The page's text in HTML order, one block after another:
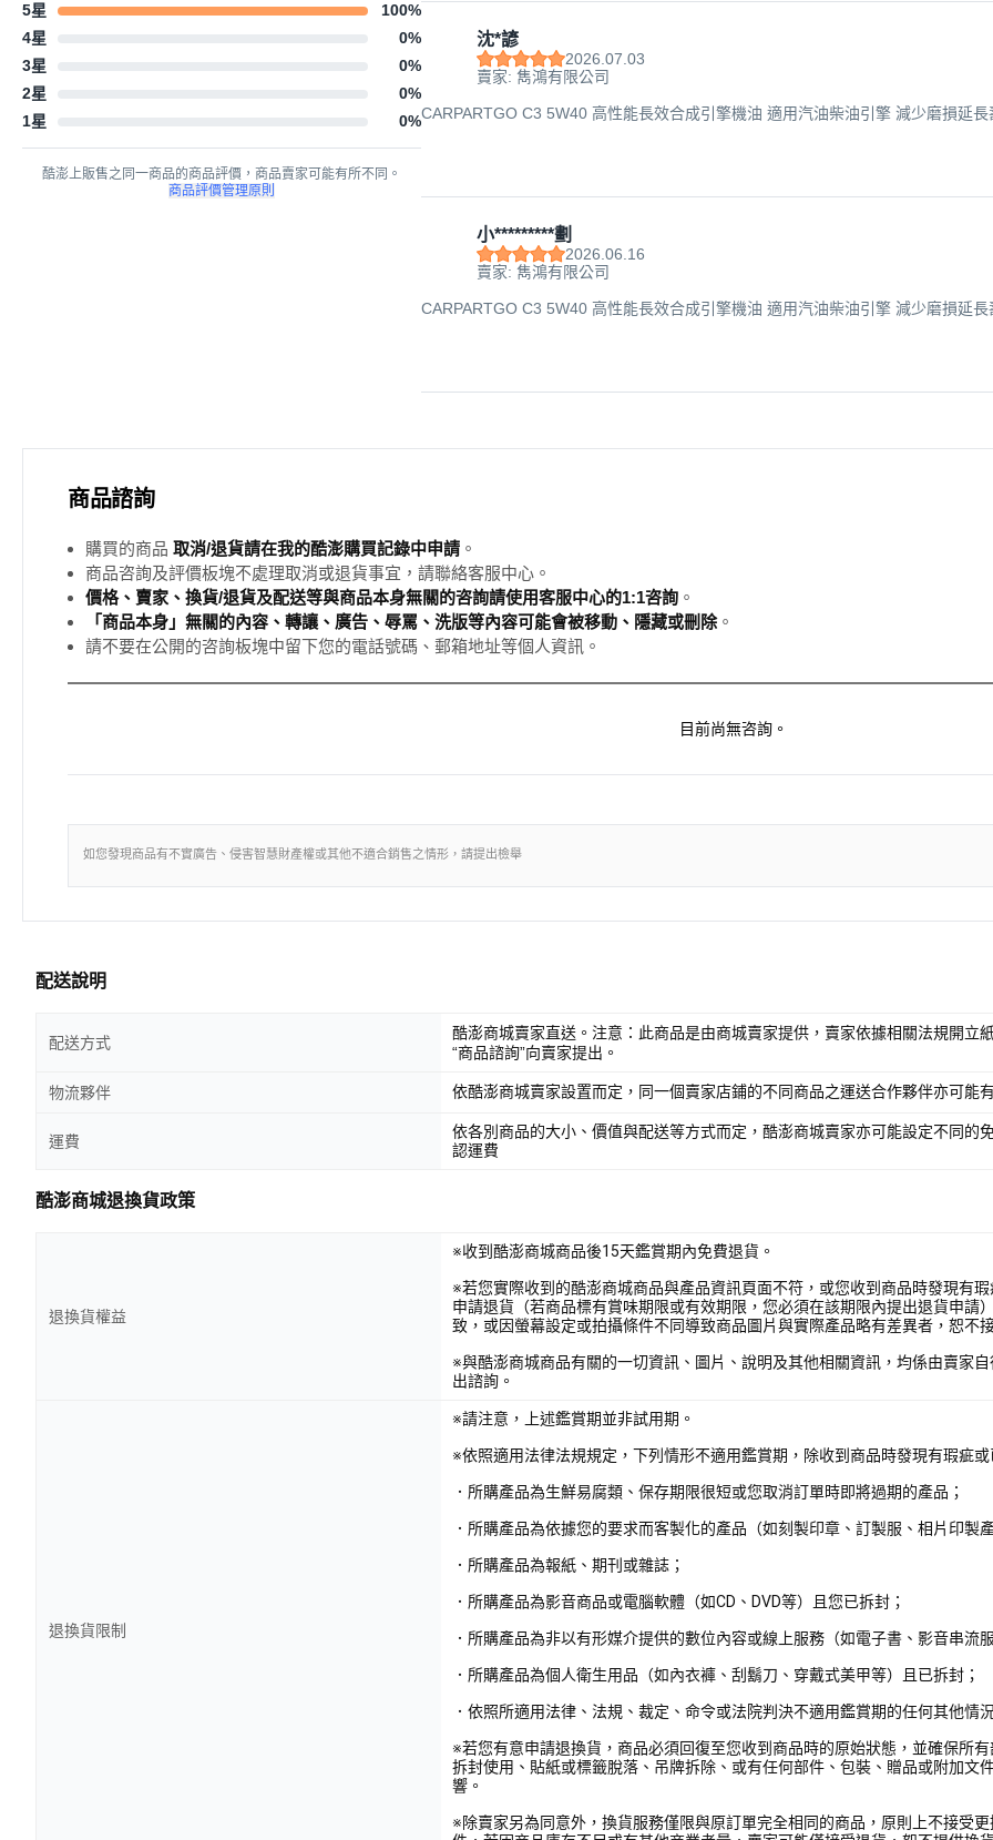
5星 100%
4星
0%
3星
0%
2星
0%
1星
0%
酷澎上販售之同一商品的商品評價，商品賣家可能有所不同。
商品評價管理原則
沈*諺
2026.07.03
賣家: 雋鴻有限公司
CARPARTGO C3 5W40 高性能長效合成引擎機油 適用汽油柴油引擎 減少磨損延長
小*********劃
2026.06.16
賣家: 雋鴻有限公司
CARPARTGO C3 5W40 高性能長效合成引擎機油 適用汽油柴油引擎 減少磨損延長
商品諮詢
購買的商品 取消/退貨請在我的酷澎購買記錄中申請 。
商品咨詢及評價板塊不處理取消或退貨事宜，請聯絡客服中心。
價格、賣家、換貨/退貨及配送等與商品本身無關的咨詢請使用客服中心的1:1咨詢 。
「商品本身」無關的內容、轉讓、廣告、辱罵、洗版等內容可能會被移動、隱藏或刪除。
請不要在公開的咨詢板塊中留下您的電話號碼、郵箱地址等個人資訊。
目前尚無咨詢。
如您發現商品有不實廣告、侵害智慧財產權或其他不適合銷售之情形，請提出檢舉
配送說明
配送方式
酷澎商城賣家直送。注意：此商品是由商城賣家提供，賣家依據相關法規開
“商品諮詢”向賣家提出。
物流夥伴 依酷澎商城賣家設置而定，同一個賣家店鋪的不同商品之運送合作夥伴亦可能
運費
依各別商品的大小、價值與配送等方式而定，酷澎商城賣家亦可能設定不同的
認運費
酷澎商城退換貨政策
退換貨權益
※收到酷澎商城商品後15天鑑賞期內免費退貨。
※若您實際收到的酷澎商城商品與產品資訊頁面不符，或您收到商品時發現有
申請退貨（若商品標有賞味期限或有效期限，您必須在該期限內提出退貨申
致，或因螢幕設定或拍攝條件不同導致商品圖片與實際產品略有差異者，恕不
※與酷澎商城商品有關的一切資訊、圖片、說明及其他相關資訊，均係由賣家
出諮詢。
退換貨限制
※請注意，上述鑑賞期並非試用期。
※依照適用法律法規規定，下列情形不適用鑑賞期，除收到商品時發現有瑕疵或
．所購產品為生鮮易腐類、保存期限很短或您取消訂單時即將過期的產品；
．所購產品為依據您的要求而客製化的產品（如刻製印章、訂製服、相片印製
．所購產品為報紙、期刊或雜誌；
．所購產品為影音商品或電腦軟體（如CD、DVD等）且您已拆封；
．所購產品為非以有形媒介提供的數位內容或線上服務（如電子書、影音串流
．所購產品為個人衛生用品（如內衣褲、刮鬍刀、穿戴式美甲等）且已拆封；
．依照所適用法律、法規、裁定、命令或法院判決不適用鑑賞期的任何其他情況
※若您有意申請退換貨，商品必須回復至您收到商品時的原始狀態，並確保所
拆封使用、貼紙或標籤脫落、吊牌拆除、或有任何部件、包裝、贈品或附加文
響。
※除賣家另為同意外，換貨服務僅限與原訂單完全相同的商品，原則上不接受